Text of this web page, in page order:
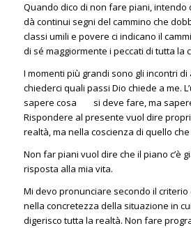
Quando dico di non fare piani, intendo
dà continui segni del cammino che
classi umili e povere ci indicano il
di sé maggiormente i peccati di tutta la
I momenti più grandi sono gli incontri
chiederci quali passi Dio chiede a me.
sapere cosa si deve fare, ma
Rispondere al presente vuol dire
realtà, ma nella coscienza di quello
Non far piani vuol dire che il piano c’è
risposta alla mia vita.
Mi devo pronunciare secondo il criterio
nella concretezza della situazione in
digerisco tutta la realtà. Non fare